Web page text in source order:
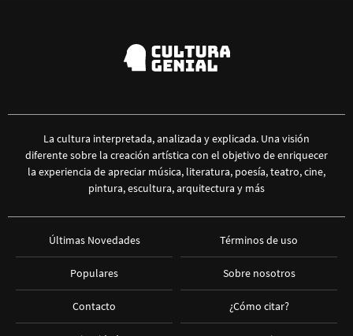
La cultura interpretada, analizada y explicada. Una visión
diferente sobre la creación artística con el objetivo de enriquecer
la experiencia de apreciar música, literatura, poesía, teatro, cine,
pintura, escultura, arquitectura y más
Últimas Novedades
Populares
Contacto
Términos de uso
Sobre nosotros
¿Cómo citar?